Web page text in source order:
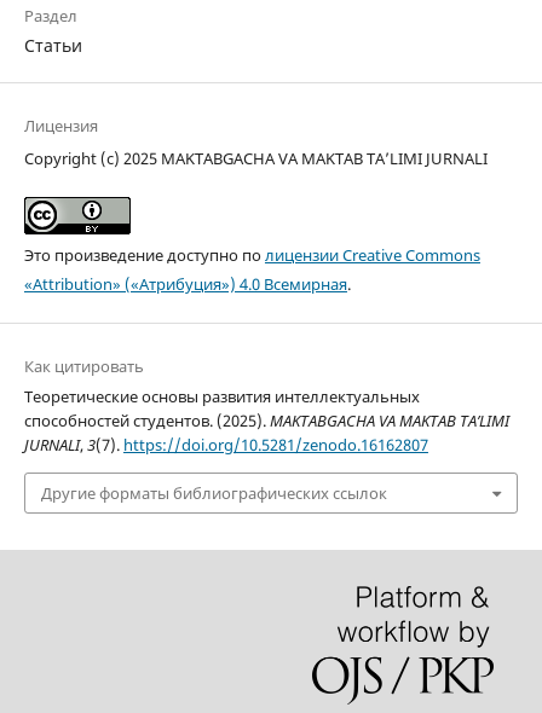
Раздел
Статьи
Лицензия
Copyright (c) 2025 MAKTABGACHA VA MAKTAB TA’LIMI JURNALI
Это произведение доступно полицензии Creative Commons
«Attribution» («Атрибуция») 4.0 Всемирная.
Как цитировать
Теоретические основы развития интеллектуальных
способностей студентов. (2025).MAKTABGACHA VA MAKTAB TA’LIMI
JURNALI,3(7). https://doi.org/10.5281/zenodo.16162807
Другие форматы библиографических ссылок